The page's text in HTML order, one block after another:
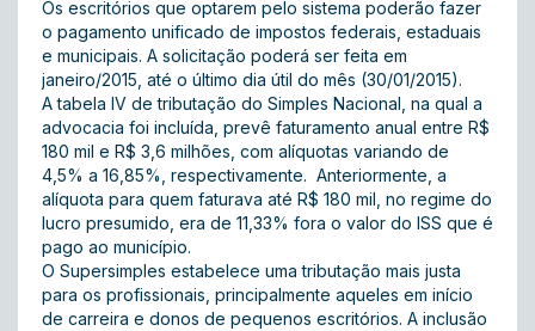
Os escritórios que optarem pelo sistema poderão fazer
o pagamento unificado de impostos federais, estaduais
e municipais. A solicitação poderá ser feita em
janeiro/2015, até o último dia útil do mês (30/01/2015).
A tabela IV de tributação do Simples Nacional, na qual a
advocacia foi incluída, prevê faturamento anual entre R$
180 mil e R$ 3,6 milhões, com alíquotas variando de
4,5% a 16,85%, respectivamente. Anteriormente, a
alíquota para quem faturava até R$ 180 mil, no regime do
lucro presumido, era de 11,33% fora o valor do ISS que é
pago ao município.
O Supersimples estabelece uma tributação mais justa
para os profissionais, principalmente aqueles em início
de carreira e donos de pequenos escritórios. A inclusão